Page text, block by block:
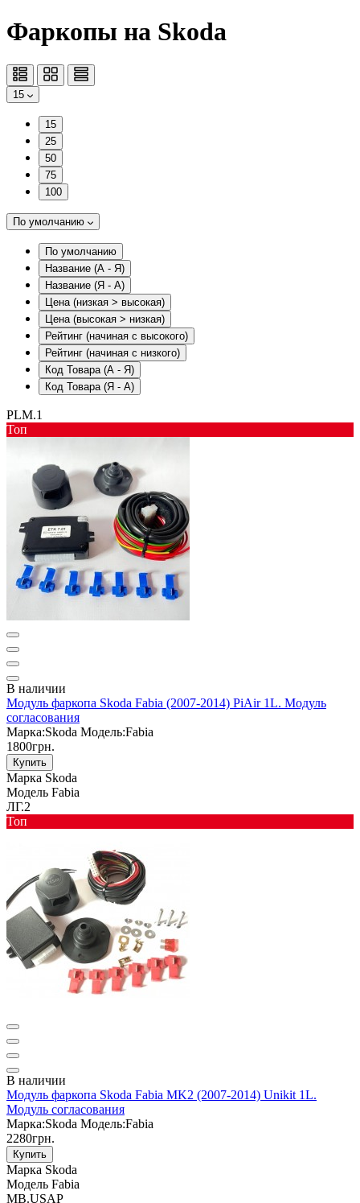
Фаркопы на Skoda
15
15
25
50
75
100
По умолчанию
По умолчанию
Название (А - Я)
Название (Я - А)
Цена (низкая > высокая)
Цена (высокая > низкая)
Рейтинг (начиная с высокого)
Рейтинг (начиная с низкого)
Код Товара (А - Я)
Код Товара (Я - А)
PLM.1
Toп
В наличии
Модуль фаркопа Skoda Fabia (2007-2014) PiAir 1L. Модуль
согласования
Марка:Skoda Модель:Fabia
1800грн.
Купить
Марка Skoda
Модель Fabia
ЛГ.2
Toп
В наличии
Модуль фаркопа Skoda Fabia MK2 (2007-2014) Unikit 1L.
Модуль согласования
Марка:Skoda Модель:Fabia
2280грн.
Купить
Марка Skoda
Модель Fabia
MB.USAP